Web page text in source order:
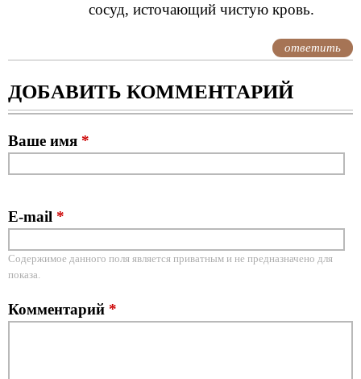
сосуд, источающий чистую кровь.
ответить
ДОБАВИТЬ КОММЕНТАРИЙ
Ваше имя *
E-mail *
Содержимое данного поля является приватным и не предназначено для
показа.
Комментарий *